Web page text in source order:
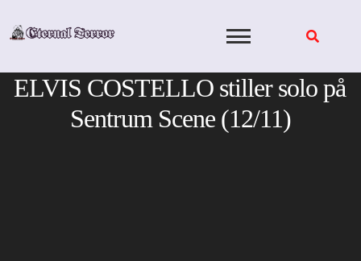
ELVIS COSTELLO stiller solo på
Sentrum Scene (12/11)